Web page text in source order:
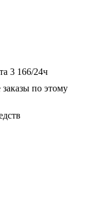
3 166/24ч
по этому